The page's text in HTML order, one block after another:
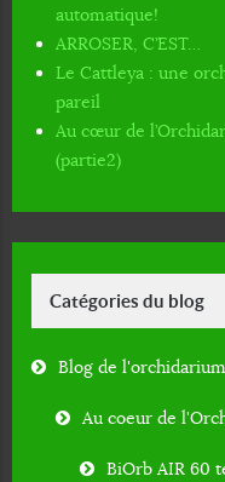
automatique!
ARROSER, C’EST…
Le Cattleya : une
pareil
Au cœur de
(partie2)
Catégories du blog
Blog de l'orchidarium
Au coeur de
BiOrb AIR 60